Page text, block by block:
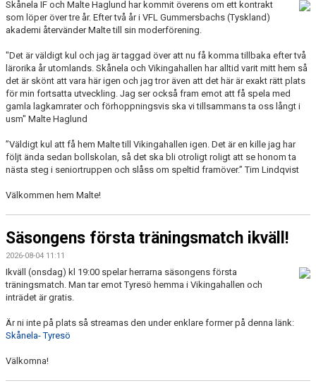
Skånela IF och Malte Haglund har kommit överens om ett kontrakt
som löper över tre år. Efter två år i VFL Gummersbachs (Tyskland)
akademi återvänder Malte till sin moderförening.
"Det är väldigt kul och jag är taggad över att nu få komma tillbaka efter två
lärorika år utomlands. Skånela och Vikingahallen har alltid varit mitt hem så
det är skönt att vara här igen och jag tror även att det här är exakt rätt plats
för min fortsatta utveckling. Jag ser också fram emot att få spela med
gamla lagkamrater och förhoppningsvis ska vi tillsammans ta oss långt i
usm" Malte Haglund
”Väldigt kul att få hem Malte till Vikingahallen igen. Det är en kille jag har
följt ända sedan bollskolan, så det ska bli otroligt roligt att se honom ta
nästa steg i seniortruppen och slåss om speltid framöver.” Tim Lindqvist
Välkommen hem Malte!
Säsongens första träningsmatch ikväll!
2026-08-04 11:11
Ikväll (onsdag) kl 19:00 spelar herrarna säsongens första
träningsmatch. Man tar emot Tyresö hemma i Vikingahallen och
inträdet är gratis.
Är ni inte på plats så streamas den under enklare former på denna länk:
Skånela- Tyresö
Välkomna!